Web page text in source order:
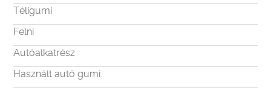
Téligumi
Felni
Autóalkatrész
Használt autó gumi